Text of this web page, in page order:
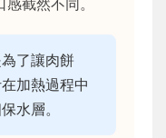
截然不同。
了讓肉餅
加熱過程中
水層。